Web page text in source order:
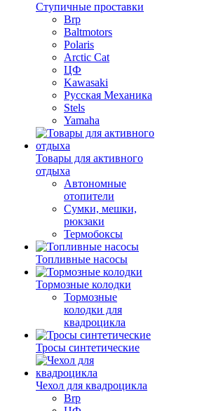
Ступичные проставки
Brp
Baltmotors
Polaris
Arctic Cat
ЦФ
Kawasaki
Русская Механика
Stels
Yamaha
Товары для активного
отдыха
Автономные
отопители
Сумки, мешки,
рюкзаки
Термобоксы
Топливные насосы
Тормозные колодки
Тормозные
колодки для
квадроцикла
Тросы синтетические
Чехол для квадроцикла
Brp